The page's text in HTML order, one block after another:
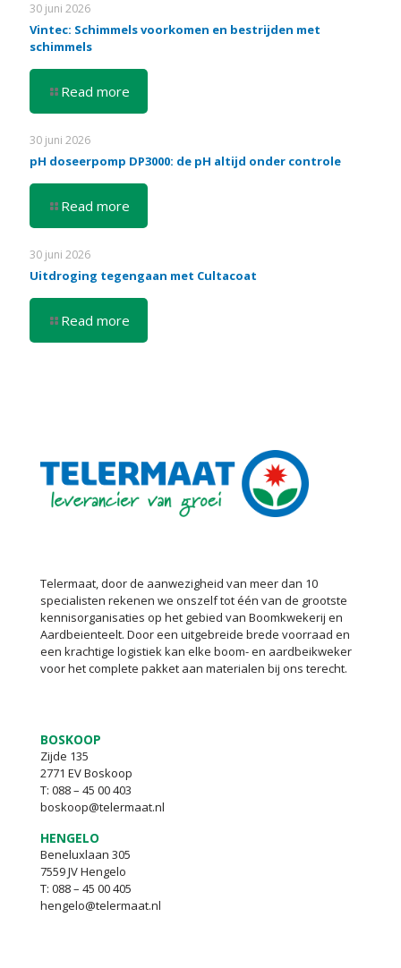
30 juni 2026
Vintec: Schimmels voorkomen en bestrijden met
schimmels
Read more
30 juni 2026
pH doseerpomp DP3000: de pH altijd onder controle
Read more
30 juni 2026
Uitdroging tegengaan met Cultacoat
Read more
Telermaat, door de aanwezigheid van meer dan 10
specialisten rekenen we onszelf tot één van de grootste
kennisorganisaties op het gebied van Boomkwekerij en
Aardbeienteelt. Door een uitgebreide brede voorraad en
een krachtige logistiek kan elke boom- en aardbeikweker
voor het complete pakket aan materialen bij ons terecht.
BOSKOOP
Zijde 135
2771 EV Boskoop
T: 088 – 45 00 403
boskoop@telermaat.nl
HENGELO
Beneluxlaan 305
7559 JV Hengelo
T: 088 – 45 00 405
hengelo@telermaat.nl